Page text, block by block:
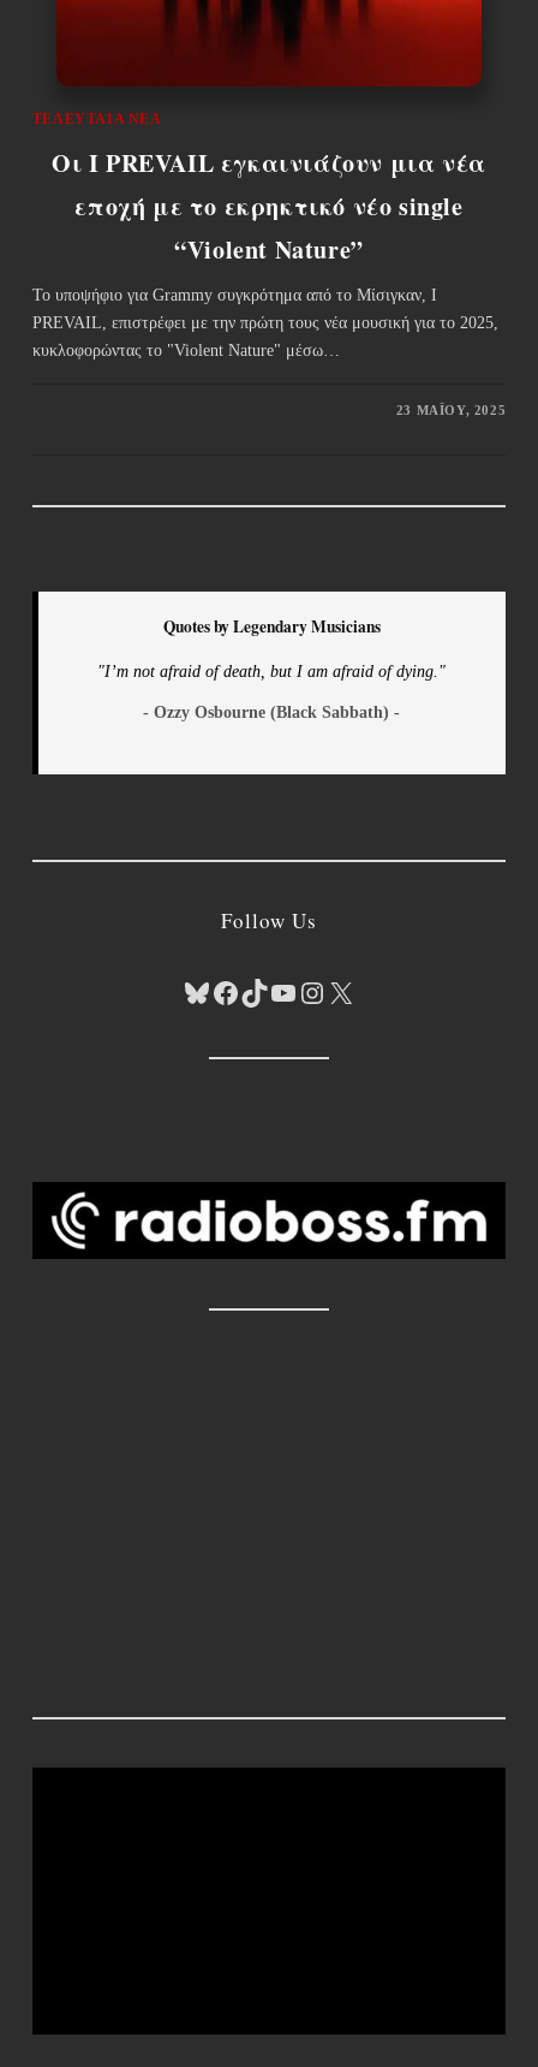
ΤΕΛΕΥΤΑΊΑ ΝΈΑ
Οι I PREVAIL εγκαινιάζουν μια νέα
εποχή με το εκρηκτικό νέο single
“Violent Nature”
Το υποψήφιο για Grammy συγκρότημα από το Μίσιγκαν, I
PREVAIL, επιστρέφει με την πρώτη τους νέα μουσική για το 2025,
κυκλοφορώντας το "Violent Nature" μέσω…
23 ΜΑΪ́ΟΥ, 2025
Quotes by Legendary Musicians
"I’m not afraid of death, but I am afraid of dying."
- Ozzy Osbourne (Black Sabbath) -
Follow Us